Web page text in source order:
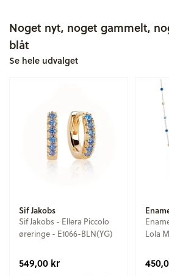
Noget nyt, noget gammelt,
blåt
Se hele udvalget
Sif Jakobs
Sif Jakobs - Ellera Piccolo
øreringe - E1066-BLN(YG)
549,00 kr
Lola